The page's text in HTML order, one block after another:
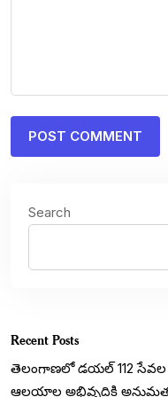
Search
Recent Posts
తెలంగాణలో డయల్‌ 112 సేవల
ఆలయాల అభివృద్ధికి